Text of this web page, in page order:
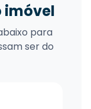
imóvel
para
ser do